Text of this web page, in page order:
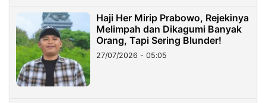
Haji Her Mirip Prabowo, Rejekinya
Melimpah dan Dikagumi Banyak
Orang, Tapi Sering Blunder!
27/07/2026 - 05:05